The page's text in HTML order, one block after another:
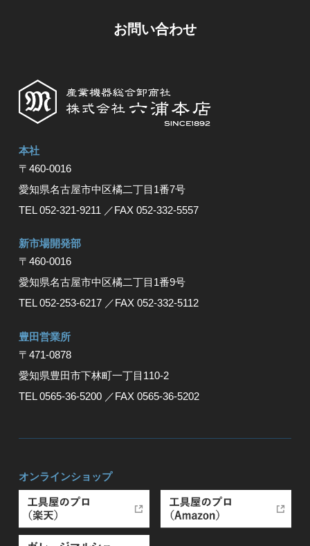
お問い合わせ
本社
〒460-0016
愛知県名古屋市中区橘⼆丁⽬1番7号
TEL 052-321-9211 ／FAX 052-332-5557
新市場開発部
〒460-0016
愛知県名古屋市中区橘二丁目1番9号
TEL 052-253-6217 ／FAX 052-332-5112
豊⽥営業所
〒471-0878
愛知県豊⽥市下林町⼀丁⽬110-2
TEL 0565-36-5200 ／FAX 0565-36-5202
オンラインショップ